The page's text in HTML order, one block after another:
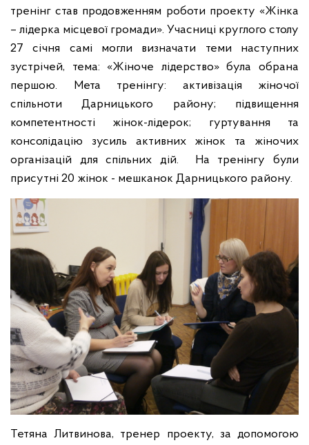
тренінг став продовженням роботи проекту «Жінка
– лідерка місцевої громади». Учасниці круглого столу
27 січня самі могли визначати теми наступних
зустрічей, тема: «Жіноче лідерство» була обрана
першою. Мета тренінгу: активізація жіночої
спільноти Дарницького району; підвищення
компетентності жінок-лідерок; гуртування та
консолідацію зусиль активних жінок та жіночих
організацій для спільних дій. На тренінгу були
присутні 20 жінок - мешканок Дарницького району.
Тетяна Литвинова, тренер проекту, за допомогою